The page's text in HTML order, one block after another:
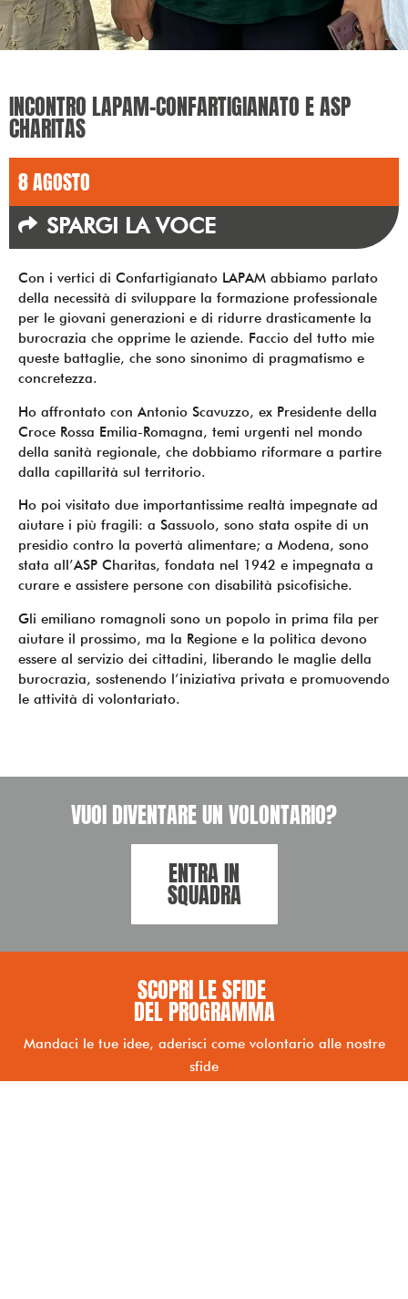
INCONTRO LAPAM-CONFARTIGIANATO E ASP
CHARITAS
8 AGOSTO
SPARGI LA VOCE
Con i vertici di Confartigianato LAPAM abbiamo parlato
della necessità di sviluppare la formazione professionale
per le giovani generazioni e di ridurre drasticamente la
burocrazia che opprime le aziende. Faccio del tutto mie
queste battaglie, che sono sinonimo di pragmatismo e
concretezza.
Ho affrontato con Antonio Scavuzzo, ex Presidente della
Croce Rossa Emilia-Romagna, temi urgenti nel mondo
della sanità regionale, che dobbiamo riformare a partire
dalla capillarità sul territorio.
Ho poi visitato due importantissime realtà impegnate ad
aiutare i più fragili: a Sassuolo, sono stata ospite di un
presidio contro la povertà alimentare; a Modena, sono
stata all’ASP Charitas, fondata nel 1942 e impegnata a
curare e assistere persone con disabilità psicofisiche.
Gli emiliano romagnoli sono un popolo in prima fila per
aiutare il prossimo, ma la Regione e la politica devono
essere al servizio dei cittadini, liberando le maglie della
burocrazia, sostenendo l’iniziativa privata e promuovendo
le attività di volontariato.
VUOI DIVENTARE UN VOLONTARIO?
ENTRA IN
SQUADRA
SCOPRI LE SFIDE ​
DEL PROGRAMMA
Mandaci le tue idee, aderisci come volontario alle nostre
sfide